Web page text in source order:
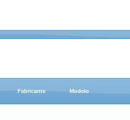
Fabricante Modelo